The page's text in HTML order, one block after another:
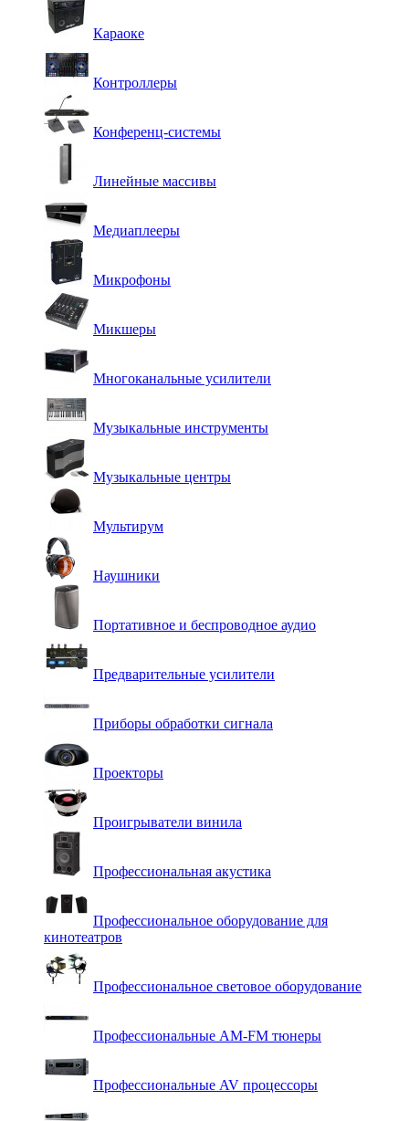
Караоке
Контроллеры
Конференц-системы
Линейные массивы
Медиаплееры
Микрофоны
Микшеры
Многоканальные усилители
Музыкальные инструменты
Музыкальные центры
Мультирум
Наушники
Портативное и беспроводное аудио
Предварительные усилители
Приборы обработки сигнала
Проекторы
Проигрыватели винила
Профессиональная акустика
Профессиональное оборудование для
кинотеатров
Профессиональное световое оборудование
Профессиональные AM-FM тюнеры
Профессиональные AV процессоры